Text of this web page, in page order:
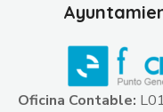
Oficina Contable: